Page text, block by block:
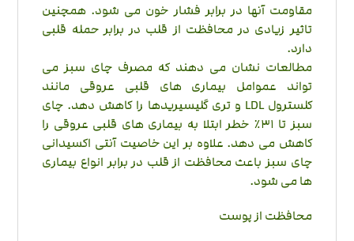
مقاومت آنها در برابر فشار خون می شود. همچنین
تاثیر زیادی در محافظت از قلب در برابر حمله قلبی
دارد.
مطالعات نشان می دهند که مصرف چای سبز می
تواند عموامل بیماری های قلبی عروقی مانند
کلسترول LDL و تری گلیسیریدها را کاهش دهد. چای
سبز تا 31٪ خطر ابتلا به بیماری های قلبی عروقی را
کاهش می دهد. علاوه بر این خاصیت آنتی اکسیدانی
چای سبز باعث محافظت از قلب در برابر انواع بیماری
ها می شود.
محافظت از پوست